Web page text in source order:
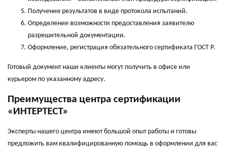
Получение результатов в виде протокола испытаний.
Определение возможности предоставления заявителю
разрешительной документации.
Оформление, регистрация обязательного сертификата ГОСТ Р.
Готовый документ наши клиенты могут получить в офисе или
курьером по указанному адресу.
Преимущества центра сертификации
«ИНТЕРТЕСТ»
Эксперты нашего центра имеют большой опыт работы и готовы
предложить вам квалифицированную помощь в оформлении для вас